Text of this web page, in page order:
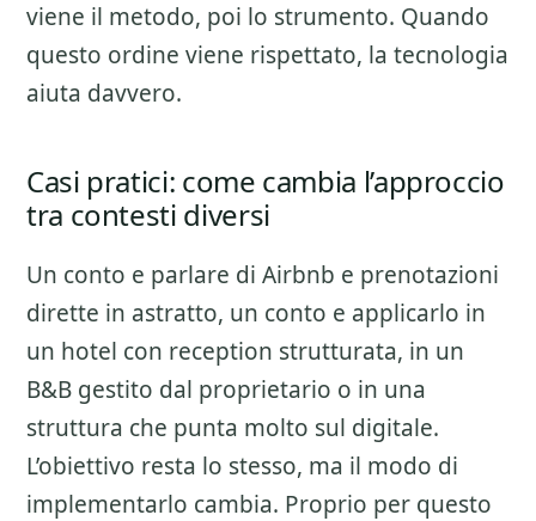
viene il metodo, poi lo strumento. Quando
questo ordine viene rispettato, la tecnologia
aiuta davvero.
Casi pratici: come cambia l’approccio
tra contesti diversi
Un conto e parlare di Airbnb e prenotazioni
dirette in astratto, un conto e applicarlo in
un hotel con reception strutturata, in un
B&B gestito dal proprietario o in una
struttura che punta molto sul digitale.
L’obiettivo resta lo stesso, ma il modo di
implementarlo cambia. Proprio per questo